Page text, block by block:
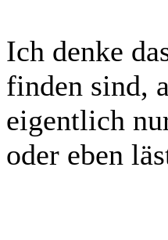
Ich denke
finden sind,
eigentlich
oder eben